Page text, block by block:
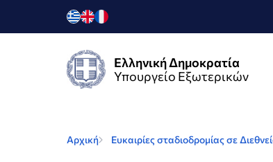
Ελληνική Δημοκρατία
Υπουργείο Εξωτερικών
Αρχική Ευκαιρίες σταδιοδρομίας σε